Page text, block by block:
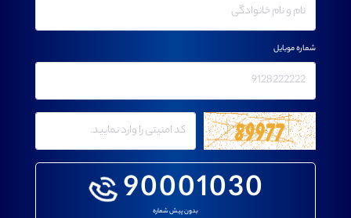
90001030
بدون پیش شماره
شماره موبایل